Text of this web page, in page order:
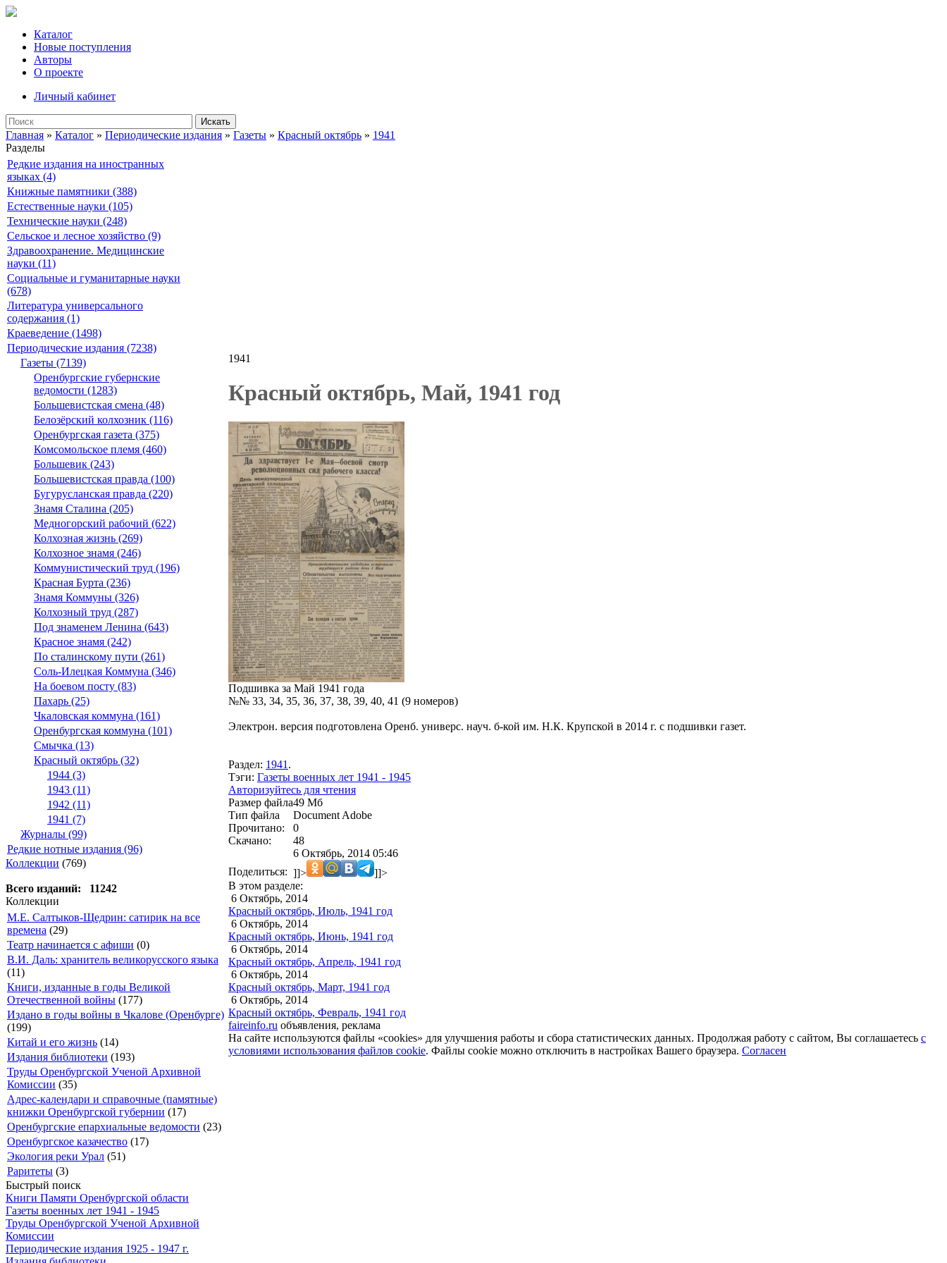
Каталог
Новые поступления
Авторы
О проекте
Личный кабинет
Искать
Главная » Каталог » Периодические издания » Газеты » Красный октябрь » 1941
Разделы
Редкие издания на иностранных
языках (4)
Книжные памятники (388)
Естественные науки (105)
Технические науки (248)
Сельское и лесное хозяйство (9)
Здравоохранение. Медицинские
науки (11)
Социальные и гуманитарные науки
(678)
Литература универсального
содержания (1)
Краеведение (1498)
Периодические издания (7238)
Газеты (7139)
Оренбургские губернские
ведомости (1283)
Большевистская смена (48)
Белозёрский колхозник (116)
Оренбургская газета (375)
Комсомольское племя (460)
Большевик (243)
Большевистская правда (100)
Бугурусланская правда (220)
Знамя Сталина (205)
Медногорский рабочий (622)
Колхозная жизнь (269)
Колхозное знамя (246)
Коммунистический труд (196)
Красная Бурта (236)
Знамя Коммуны (326)
Колхозный труд (287)
Под знаменем Ленина (643)
Красное знамя (242)
По сталинскому пути (261)
Соль-Илецкая Коммуна (346)
На боевом посту (83)
Пахарь (25)
Чкаловская коммуна (161)
Оренбургская коммуна (101)
Смычка (13)
Красный октябрь (32)
1944 (3)
1943 (11)
1942 (11)
1941 (7)
Журналы (99)
Редкие нотные издания (96)
Коллекции (769)
Всего изданий: 11242
Коллекции
М.Е. Салтыков-Щедрин: сатирик на все
времена (29)
Театр начинается с афиши (0)
В.И. Даль: хранитель великорусского языка
(11)
Книги, изданные в годы Великой
Отечественной войны (177)
Издано в годы войны в Чкалове (Оренбурге)
(199)
Китай и его жизнь (14)
Издания библиотеки (193)
Труды Оренбургской Ученой Архивной
Комиссии (35)
Адрес-календари и справочные (памятные)
книжки Оренбургской губернии (17)
Оренбургские епархиальные ведомости (23)
Оренбургское казачество (17)
Экология реки Урал (51)
Раритеты (3)
Быстрый поиск
Книги Памяти Оренбургской области
Газеты военных лет 1941 - 1945
Труды Оренбургской Ученой Архивной
Комиссии
Периодические издания 1925 - 1947 г.
1941
Красный октябрь, Май, 1941 год
Подшивка за Май 1941 года
№№ 33, 34, 35, 36, 37, 38, 39, 40, 41 (9 номеров)
Электрон. версия подготовлена Оренб. универс. науч. б-кой им. Н.К. Крупской в 2014 г. с подшивки газет.
Раздел: 1941 .
Тэги: Газеты военных лет 1941 - 1945
Авторизуйтесь для чтения
Размер файла49 Мб
Тип файла
Document Adobe
Прочитано:
0
Скачано:
48
6 Октябрь, 2014 05:46
Поделиться: ]]>
]]>
В этом разделе:
6 Октябрь, 2014
Красный октябрь, Июль, 1941 год
6 Октябрь, 2014
Красный октябрь, Июнь, 1941 год
6 Октябрь, 2014
Красный октябрь, Апрель, 1941 год
6 Октябрь, 2014
Красный октябрь, Март, 1941 год
6 Октябрь, 2014
Красный октябрь, Февраль, 1941 год
faireinfo.ru объявления, реклама
На сайте используются файлы «cookies» для улучшения работы и сбора статистических данных. Продолжая работу с сайтом, Вы соглашаетесь с
условиями использования файлов cookie. Файлы cookie можно отключить в настройках Вашего браузера. Согласен